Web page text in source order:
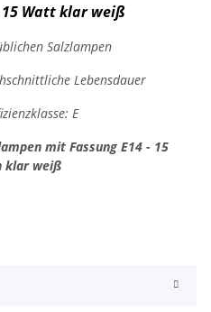
15 Watt klar weiß
Salzlampen
Lebensdauer
E
mit Fassung E14 - 15
klar weiß